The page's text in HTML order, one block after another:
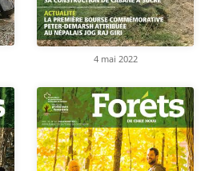
4 mai 2022